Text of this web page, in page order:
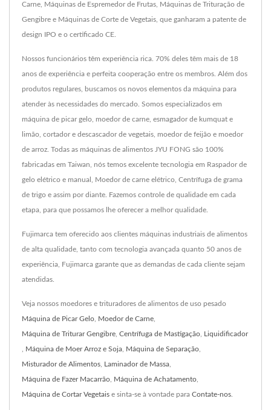
Carne, Máquinas de Espremedor de Frutas, Máquinas de Trituração de
Gengibre e Máquinas de Corte de Vegetais, que ganharam a patente de
design IPO e o certificado CE.
Nossos funcionários têm experiência rica. 70% deles têm mais de 18
anos de experiência e perfeita cooperação entre os membros. Além dos
produtos regulares, buscamos os novos elementos da máquina para
atender às necessidades do mercado. Somos especializados em
máquina de picar gelo, moedor de carne, esmagador de kumquat e
limão, cortador e descascador de vegetais, moedor de feijão e moedor
de arroz. Todas as máquinas de alimentos JYU FONG são 100%
fabricadas em Taiwan, nós temos excelente tecnologia em Raspador de
gelo elétrico e manual, Moedor de carne elétrico, Centrífuga de grama
de trigo e assim por diante. Fazemos controle de qualidade em cada
etapa, para que possamos lhe oferecer a melhor qualidade.
Fujimarca tem oferecido aos clientes máquinas industriais de alimentos
de alta qualidade, tanto com tecnologia avançada quanto 50 anos de
experiência, Fujimarca garante que as demandas de cada cliente sejam
atendidas.
Veja nossos moedores e trituradores de alimentos de uso pesado
Máquina de Picar Gelo, Moedor de Carne,
Máquina de Triturar Gengibre, Centrífuga de Mastigação, Liquidificador
, Máquina de Moer Arroz e Soja, Máquina de Separação,
Misturador de Alimentos, Laminador de Massa,
Máquina de Fazer Macarrão, Máquina de Achatamento,
Máquina de Cortar Vegetais e sinta-se à vontade para Contate-nos.